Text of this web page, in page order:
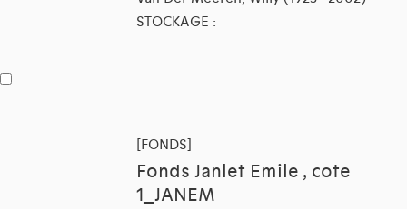
STOCKAGE :
[FONDS]
Fonds Janlet Emile , cote
1_JANEM